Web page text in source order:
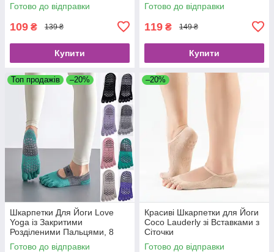
Готово до відправки
109 ₴ 139 ₴
Купити
Готово до відправки
119 ₴ 149 ₴
Купити
Топ продажів –20%
Шкарпетки Для Йоги Love
Yoga із Закритими
Розділеними Пальцями, 8
Кольорів
Готово до відправки
–20%
Красиві Шкарпетки для Йоги
Coco Lauderly зі Вставками з
Сіточки
Готово до відправки